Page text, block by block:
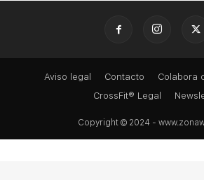
Aviso legal Contacto
Colabora
CrossFit® Legal
Copyright © 2024 -